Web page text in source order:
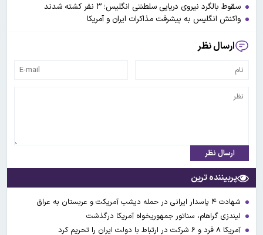
سقوط بالگرد نیروی دریایی سلطنتی انگلیس؛ ۳ نفر کشته شدند
واکنش انگلیس به پیشرفت مذاکرات ایران و آمریکا
ارسال نظر
ارسال نظر
پربیننده ترین
شهادت ۴ پاسدار ایرانی در حمله دیشب آمریکت و عربستان به عراق
لیندزی گراهام، سناتور جمهوریخواه آمریکا درگذشت
آمریکا ۸ فرد و ۶ شرکت در ارتباط با دولت ایران را تحریم کرد